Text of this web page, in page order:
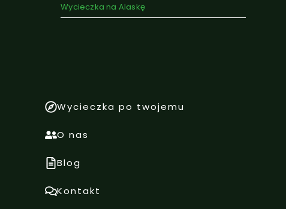
Wycieczka na Alaskę
Wycieczka po twojemu
O nas
Blog
Kontakt